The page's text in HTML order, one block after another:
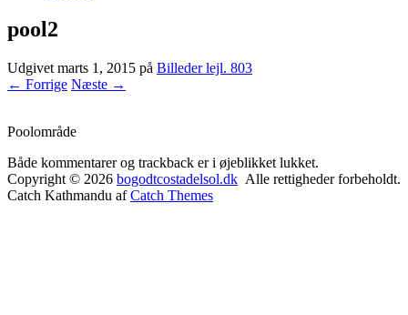
pool2
Udgivet marts 1, 2015 på Billeder lejl. 803
← Forrige Næste →
Poolområde
Både kommentarer og trackback er i øjeblikket lukket.
Copyright © 2026 bogodtcostadelsol.dk Alle rettigheder forbeholdt.
Catch Kathmandu afCatch Themes